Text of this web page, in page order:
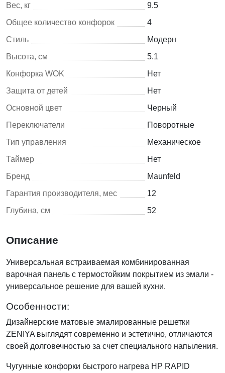
Вес, кг
9.5
Общее количество конфорок
4
Стиль
Модерн
Высота, см
5.1
Конфорка WOK
Нет
Защита от детей
Нет
Основной цвет
Черный
Переключатели
Поворотные
Тип управления
Механическое
Таймер
Нет
Бренд
Maunfeld
Гарантия производителя, мес
12
Глубина, см
52
Описание
Универсальная встраиваемая комбинированная
варочная панель с термостойким покрытием из эмали -
универсальное решение для вашей кухни.
Особенности:
Дизайнерские матовые эмалированные решетки
ZENIYA выглядят современно и эстетично, отличаются
своей долговечностью за счет специального напыления.
Чугунные конфорки быстрого нагрева HP RAPID